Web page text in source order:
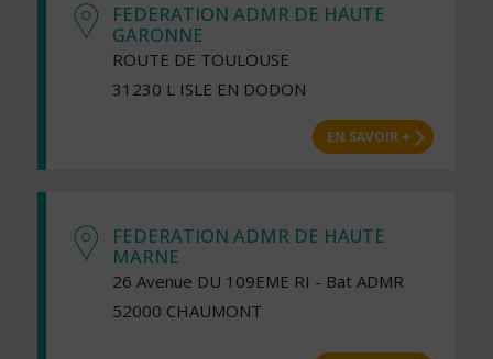
FEDERATION ADMR DE HAUTE
GARONNE
ROUTE DE TOULOUSE
31230 L ISLE EN DODON
EN SAVOIR +
FEDERATION ADMR DE HAUTE
MARNE
26 Avenue DU 109EME RI - Bat ADMR
52000 CHAUMONT